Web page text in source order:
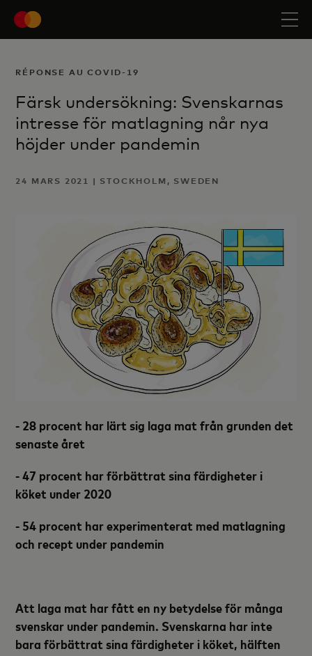
RÉPONSE AU COVID-19
Färsk undersökning: Svenskarnas
intresse för matlagning når nya
höjder under pandemin
24 MARS 2021 | STOCKHOLM, SWEDEN
- 28 procent har lärt sig laga mat från grunden det
senaste året
- 47 procent har förbättrat sina färdigheter i
köket under 2020
- 54 procent har experimenterat med matlagning
och recept under pandemin
Att laga mat har fått en ny betydelse för många
svenskar under pandemin. Svenskarna har inte
bara förbättrat sina färdigheter i köket, hälften